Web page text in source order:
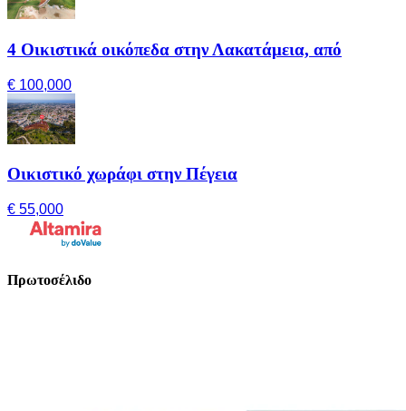
4 Οικιστικά οικόπεδα στην Λακατάμεια, από
€ 100,000
Οικιστικό χωράφι στην Πέγεια
€ 55,000
Πρωτοσέλιδο